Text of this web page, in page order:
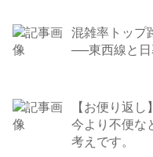
混雑率トップ
──東西線と日
【お便り返
今より不便な
考えです。